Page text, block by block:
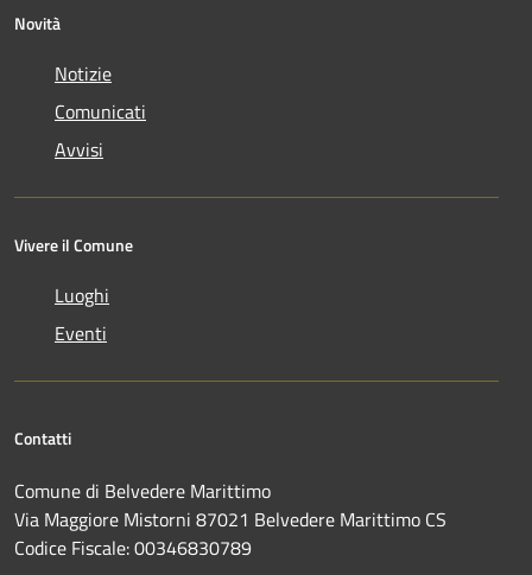
Novità
Notizie
Comunicati
Avvisi
Vivere il Comune
Luoghi
Eventi
Contatti
Comune di Belvedere Marittimo
Via Maggiore Mistorni 87021 Belvedere Marittimo CS
Codice Fiscale: 00346830789